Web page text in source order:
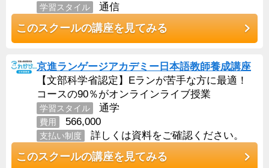
学習スタイル 通信
このスクールの講座を見てみる
京進ランゲージアカデミー日本語教師養成講座
【文部科学省認定】Eランが苦手な方に最適！
コースの90％がオンラインライブ授業
学習スタイル 通学
費用 566,000
支払い制度 詳しくは資料をご確認ください。
このスクールの講座を見てみる